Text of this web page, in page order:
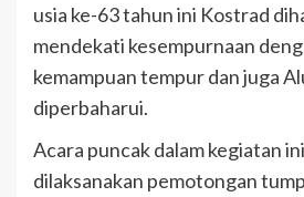
usia ke-63 tahun ini Kostrad
mendekati kesempurnaan
kemampuan tempur dan juga
diperbaharui.
Acara puncak dalam kegiatan
dilaksanakan pemotongan